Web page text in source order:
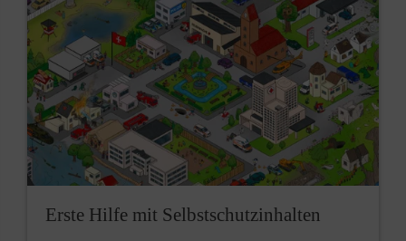
Erste Hilfe mit Selbstschutzinhalten